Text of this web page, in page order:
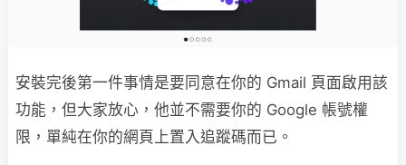
安裝完後第一件事情是要同意在你的 Gmail 頁面啟用該
功能，但大家放心，他並不需要你的 Google 帳號權
限，單純在你的網頁上置入追蹤碼而已。